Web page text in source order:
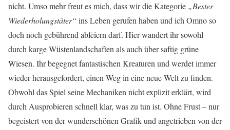
nicht. Umso mehr freut es mich, dass wir die Kategorie „Bester
Wiederholungstäter“ ins Leben gerufen haben und ich Omno so
doch noch gebührend abfeiern darf. Hier wandert ihr sowohl
durch karge Wüstenlandschaften als auch über saftig grüne
Wiesen. Ihr begegnet fantastischen Kreaturen und werdet immer
wieder herausgefordert, einen Weg in eine neue Welt zu finden.
Obwohl das Spiel seine Mechaniken nicht explizit erklärt, wird
durch Ausprobieren schnell klar, was zu tun ist. Ohne Frust – nur
begeistert von der wunderschönen Grafik und angetrieben von der